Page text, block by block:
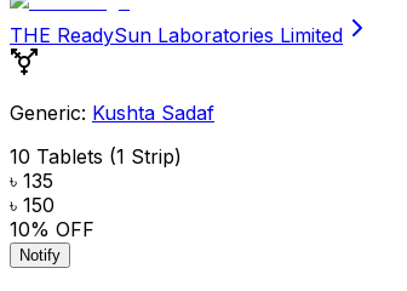
THE ReadySun Laboratories Limited
Generic: Kushta Sadaf
10 Tablets (1 Strip)
৳ 135
৳ 150
10% OFF
Notify